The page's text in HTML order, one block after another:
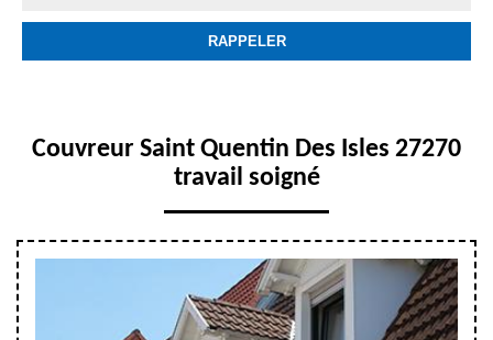
Couvreur Saint Quentin Des Isles 27270
travail soigné